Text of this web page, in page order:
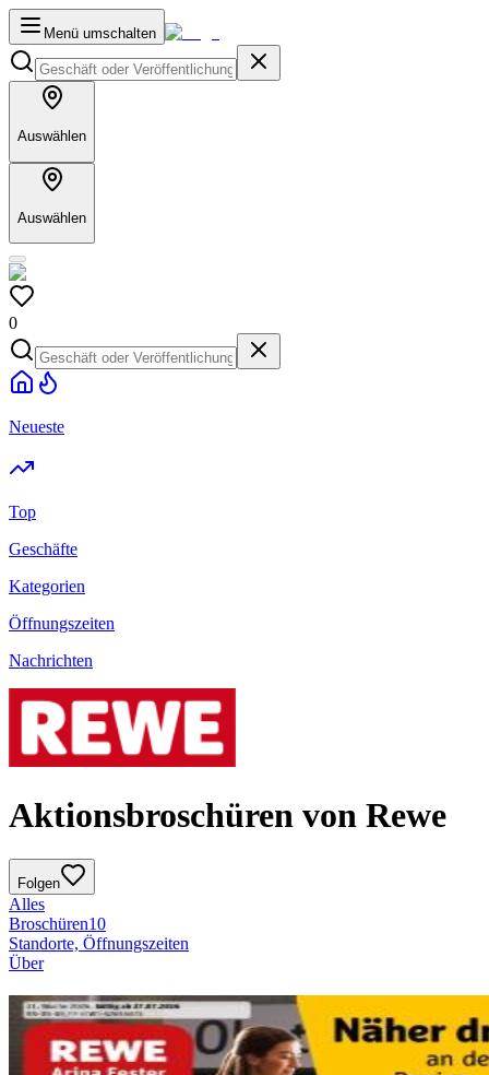
Menü umschalten
Auswählen
Auswählen
0
Neueste
Top
Geschäfte
Kategorien
Öffnungszeiten
Nachrichten
Aktionsbroschüren von Rewe
Folgen
Alles
Broschüren10
Standorte, Öffnungszeiten
Über